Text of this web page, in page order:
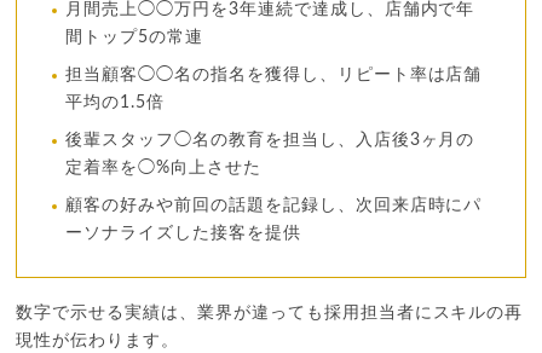
月間売上◯◯万円を3年連続で達成し、店舗内で年
間トップ5の常連
担当顧客◯◯名の指名を獲得し、リピート率は店舗
平均の1.5倍
後輩スタッフ◯名の教育を担当し、入店後3ヶ月の
定着率を◯%向上させた
顧客の好みや前回の話題を記録し、次回来店時にパ
ーソナライズした接客を提供
数字で示せる実績は、業界が違っても採用担当者にスキルの再
現性が伝わります。